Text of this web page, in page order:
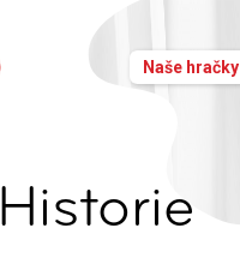
Naše hračky
Historie